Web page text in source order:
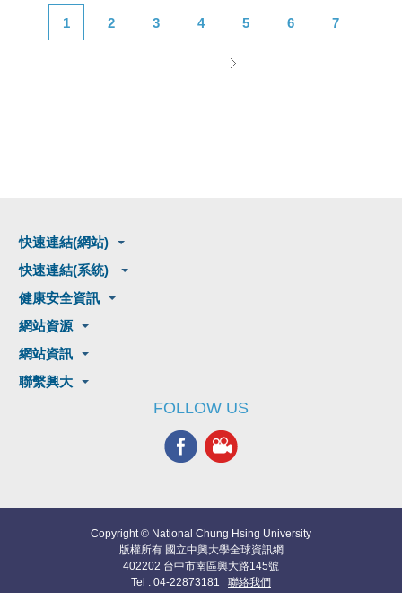
1 2 3 4 5 6 7
快速連結(網站)
快速連結(系統)
健康安全資訊
網站資源
網站資訊
聯繫興大
FOLLOW US
Copyright © National Chung Hsing University
版權所有 國立中興大學全球資訊網
402202 台中市南區興大路145號
Tel : 04-22873181 聯絡我們